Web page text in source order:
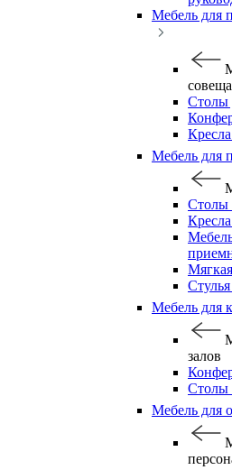
Мебель для
Столы
Мебель для
Столы
Мебель для
залов
Столы
Мебель для